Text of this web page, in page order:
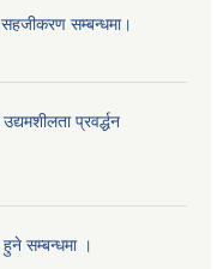
सम्बन्धमा।
प्रवर्द्धन
सम्बन्धमा ।